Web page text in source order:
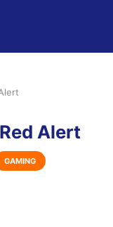
Alert
GAMING